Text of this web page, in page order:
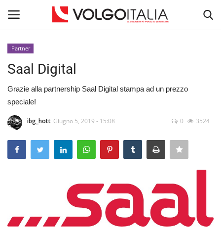
Home
La Community
Territorio
Entra nel Team
Partner
Saal Digital
Grazie alla partnership Saal Digital stampa ad un prezzo
speciale!
ibg_hott Giugno 5, 2019 - 15:08 0 3524